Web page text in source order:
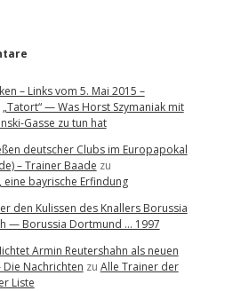
– Links vom 5. Mai 2015 –
„Tatort“ — Was Horst Szymaniak mit
Gasse zu tun hat
deutscher Clubs im Europapokal
– Trainer Baade zu
eine bayrische Erfindung
den Kulissen des Knallers Borussia
— Borussia Dortmund … 1997
Armin Reutershahn als neuen
Die Nachrichten zu Alle Trainer der
Liste